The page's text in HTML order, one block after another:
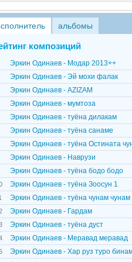
альбомы
композиций
Эркин Одинаев - Модар 2013++
Эркин Одинаев - Эй мохи фалак
Эркин Одинаев - AZIZAM
Эркин Одинаев - мумтоза
Эркин Одинаев - туёна дилакам
Эркин Одинаев - туёна санаме
Эркин Одинаев - туёна Остината
Эркин Одинаев - Наврузи
Эркин Одинаев - туёна бодо бодо
Эркин Одинаев - туёна Зоосун 1
Эркин Одинаев - туёна чунам чунам
Эркин Одинаев - Гардам
Эркин Одинаев - туёна дуст
Эркин Одинаев - Меравад меравад
Эркин Одинаев - Хар руз туро